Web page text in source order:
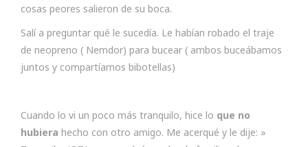
cosas peores salieron de su boca.
Salí a preguntar qué le sucedía. Le habían robado el traje
de neopreno ( Nemdor) para bucear ( ambos buceábamos
juntos y compartíamos bibotellas)
Cuando lo vi un poco más tranquilo, hice lo que no
hubiera hecho con otro amigo. Me acerqué y le dije: »